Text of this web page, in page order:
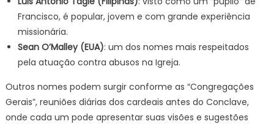
Francisco, é popular, jovem e com grande experiência
missionária.
Sean O’Malley (EUA): um dos nomes mais respeitados
pela atuação contra abusos na Igreja.
Outros nomes podem surgir conforme as “Congregações
Gerais”, reuniões diárias dos cardeais antes do Conclave,
onde cada um pode apresentar suas visões e sugestões